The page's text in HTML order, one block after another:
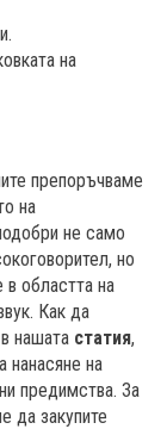
на
препоръчваме
на
не само
но
в областта на
Как да
нашата статия,
нанасяне на
предимства. За
да закупите